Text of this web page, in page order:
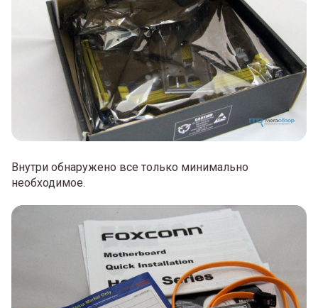
Внутри обнаружено все только минимально
необходимое.